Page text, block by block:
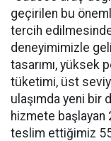
geçirilen bu
tercih
deneyimimizle
tasarımı, yüksek
tüketimi, üst
ulaşımda yeni bir
hizmete başlayan
teslim ettiğimiz